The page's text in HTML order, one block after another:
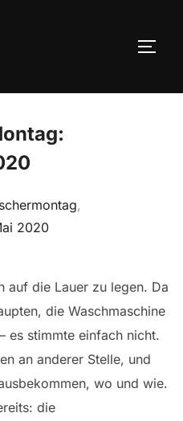
,
2020
auf die Lauer zu legen. Da
die Waschmaschine
es stimmte einfach nicht.
an anderer Stelle, und
wo und wie.
die